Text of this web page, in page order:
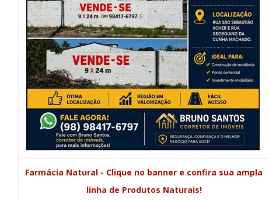
Farmácia Natural - Clique no banner e confira sua ampla
linha de Produtos Naturais!